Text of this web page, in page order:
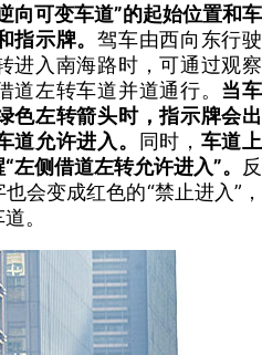
向可变车道”的起始位置和车
指示牌。驾车由西向东行驶
进入南海路时，可通过观察
左转车道并道通行。 当车
色左转箭头时，指示牌会出
道允许进入。
同时， 车道上
侧借道左转允许进入”。 反
会变成红色的“禁止进入”，
。